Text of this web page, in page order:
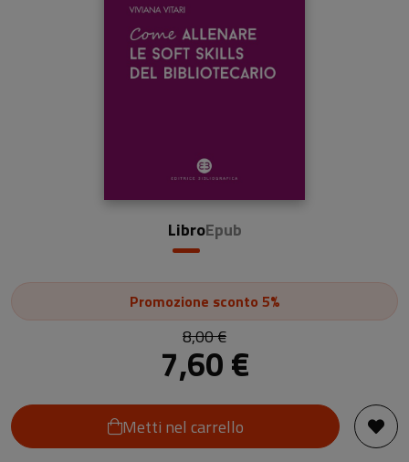
LibroEpub
Promozione sconto 5%
8,00 €
7,60 €
Metti nel carrello